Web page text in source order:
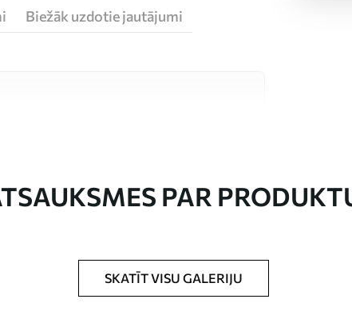
Biežāk uzdotie jautājumi
PAR
SKATĪT VISU GALERIJU